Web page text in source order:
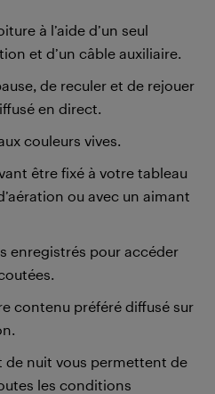
à l’aide d’un seul
et d’un câble auxiliaire.
de reculer et de rejouer
en direct.
couleurs vives.
être fixé à votre tableau
ou avec un aimant
enregistrés pour accéder
contenu préféré diffusé sur
de nuit vous permettent de
les conditions